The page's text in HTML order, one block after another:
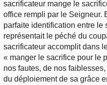
sacrificateur mange le
office rempli par le Seigneur.
parfaite identification entre le
représentait le péché du
sacrificateur accomplit dans
« manger le sacrifice pour le
nos fautes, de nos
du déploiement de sa grâce